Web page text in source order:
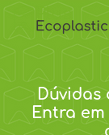
Dúvidas
Entra